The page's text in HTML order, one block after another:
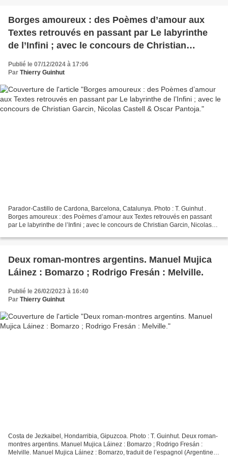
Borges amoureux : des Poèmes d’amour aux
Textes retrouvés en passant par Le labyrinthe
de l’Infini ; avec le concours de Christian
Publié le 07/12/2024 à 17:06
Par Thierry Guinhut
Parador-Castillo de Cardona, Barcelona, Catalunya. Photo : T. Guinhut .
Borges amoureux : des Poèmes d’amour aux Textes retrouvés en passant
par Le labyrinthe de l’Infini ; avec le concours de Christian Garcin, Nicolas
Deux roman-montres argentins. Manuel Mujica
Láinez : Bomarzo ; Rodrigo Fresán : Melville.
Publié le 26/02/2023 à 16:40
Par Thierry Guinhut
Costa de Jezkaibel, Hondarribia, Gipuzcoa. Photo : T. Guinhut. Deux roman-
montres argentins. Manuel Mujica Láinez : Bomarzo ; Rodrigo Fresán :
Melville. Manuel Mujica Láinez : Bomarzo, traduit de l’espagnol (Argentine)